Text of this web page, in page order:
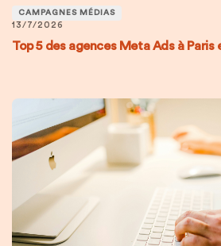
CAMPAGNES MÉDIAS
13/7/2026
Top 5 des agences Meta Ads à Paris